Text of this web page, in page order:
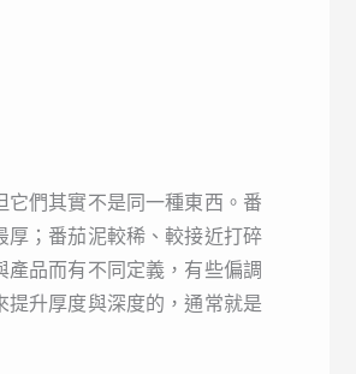
們其實不是同一種東西。番
厚；番茄泥較稀、較接近打碎
品而有不同定義，有些偏調
提升厚度與深度的，通常就是